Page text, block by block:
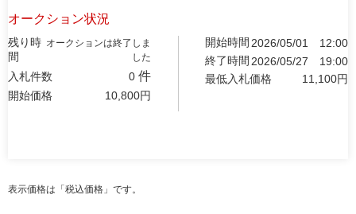
オークション状況
残り時
間
オークションは終了しま
した
入札件数 0 件
開始価格 10,800円
開始時間 2026/05/01
12:00
終了時間 2026/05/27
19:00
最低入札価格
11,100円
表示価格は「税込価格」です。